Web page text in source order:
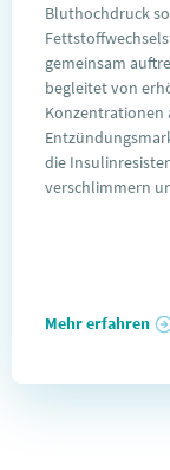
Bluthochdruck
gemeinsam
begleitet von
Konzentrationen
die
verschlimmern
Mehr erfahren